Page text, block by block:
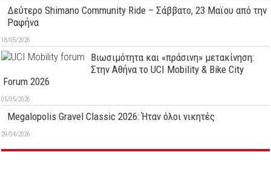
Δεύτερo Shimano Community Ride – Σάββατο, 23 Μαϊου από την
Ραφήνα
18/05/2026
Βιωσιμότητα και «πράσινη» μετακίνηση:
Στην Αθήνα το UCI Mobility & Bike City
Forum 2026
05/05/2026
Megalopolis Gravel Classic 2026: Ήταν όλοι νικητές
29/04/2026